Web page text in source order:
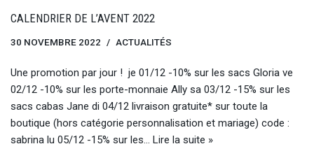
CALENDRIER DE L’AVENT 2022
30 NOVEMBRE 2022 ACTUALITÉS
Une promotion par jour ! je 01/12 -10% sur les sacs Gloria ve
02/12 -10% sur les porte-monnaie Ally sa 03/12 -15% sur les
sacs cabas Jane di 04/12 livraison gratuite* sur toute la
boutique (hors catégorie personnalisation et mariage) code :
sabrina lu 05/12 -15% sur les… Lire la suite »